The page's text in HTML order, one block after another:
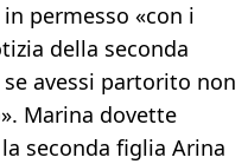
permesso «con i
della seconda
avessi partorito non
Marina dovette
seconda figlia Arina